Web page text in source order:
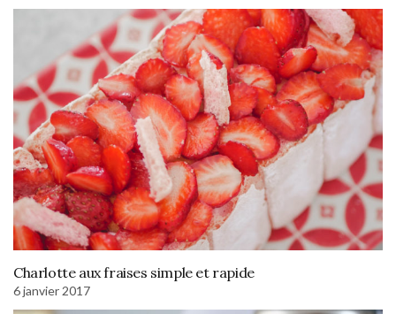
Charlotte aux fraises simple et rapide
6 janvier 2017